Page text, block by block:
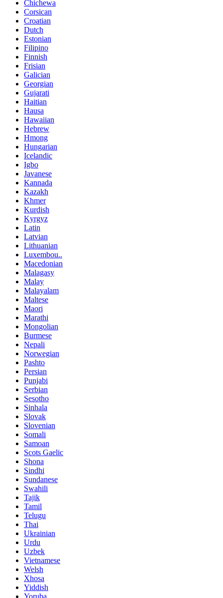
Chichewa
Corsican
Croatian
Dutch
Estonian
Filipino
Finnish
Frisian
Galician
Georgian
Gujarati
Haitian
Hausa
Hawaiian
Hebrew
Hmong
Hungarian
Icelandic
Igbo
Javanese
Kannada
Kazakh
Khmer
Kurdish
Kyrgyz
Latin
Latvian
Lithuanian
Luxembou..
Macedonian
Malagasy
Malay
Malayalam
Maltese
Maori
Marathi
Mongolian
Burmese
Nepali
Norwegian
Pashto
Persian
Punjabi
Serbian
Sesotho
Sinhala
Slovak
Slovenian
Somali
Samoan
Scots Gaelic
Shona
Sindhi
Sundanese
Swahili
Tajik
Tamil
Telugu
Thai
Ukrainian
Urdu
Uzbek
Vietnamese
Welsh
Xhosa
Yiddish